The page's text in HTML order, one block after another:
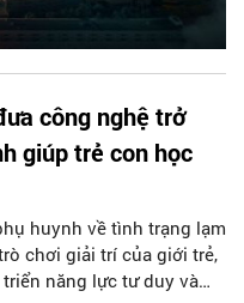
công nghệ trở
giúp trẻ con học
huynh về tình trạng lạm
chơi giải trí của giới trẻ,
năng lực tư duy và